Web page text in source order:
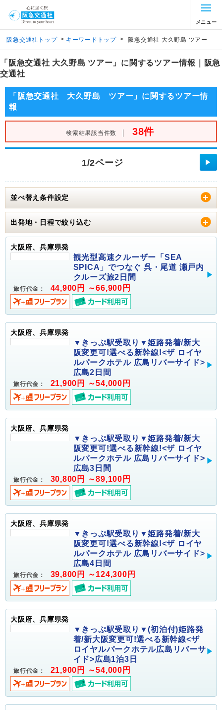
メニュー
阪急交通社トップ > キーワードトップ > 阪急交通社 大久野島 ツアー
「阪急交通社 大久野島 ツアー」に関するツアー情報｜阪急
交通社
「阪急交通社 大久野島 ツアー」に関するツアー情
報
検索結果該当件数 ｜ 38件
1/2ページ ▶
並べ替え条件設定
出発地・日程で絞り込む
大阪府、兵庫県発
観光型高速クルーザー「SEA
SPICA」でつなぐ 呉・尾道 瀬戸内
クルーズ旅2日間
旅行代金： 44,900円 ～66,900円
大阪府、兵庫県発
▼きっぷ駅受取り▼姫路発着/新大
阪変更可!選べる新幹線!<ザ ロイヤ
ルパークホテル 広島リバーサイド>
広島2日間
旅行代金： 21,900円 ～54,000円
大阪府、兵庫県発
▼きっぷ駅受取り▼姫路発着/新大
阪変更可!選べる新幹線!<ザ ロイヤ
ルパークホテル 広島リバーサイド>
広島3日間
旅行代金： 30,800円 ～89,100円
大阪府、兵庫県発
▼きっぷ駅受取り▼姫路発着/新大
阪変更可!選べる新幹線!<ザ ロイヤ
ルパークホテル 広島リバーサイド>
広島4日間
旅行代金： 39,800円 ～124,300円
大阪府、兵庫県発
▼きっぷ駅受取り▼(初泊付)姫路発
着/新大阪変更可!選べる新幹線<ザ
ロイヤルパークホテル広島リバーサ
イド>広島1泊3日
旅行代金： 21,900円 ～54,000円